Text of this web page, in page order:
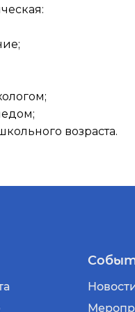
возраста.